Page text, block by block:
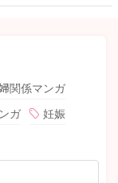
関係マンガ
ガ
妊娠